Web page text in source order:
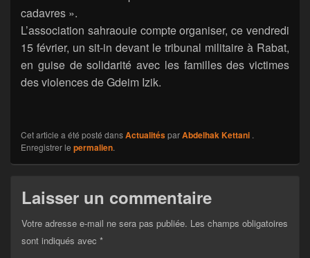
cadavres ».
L’association sahraouie compte organiser, ce vendredi
15 février, un sit-in devant le tribunal militaire à Rabat,
en guise de solidarité avec les familles des victimes
des violences de Gdeim Izik.
Cet article a été posté dansActualitésparAbdelhak Kettani .
Enregistrer le permalien.
Laisser un commentaire
Votre adresse e-mail ne sera pas publiée. Les champs obligatoires
sont indiqués avec *